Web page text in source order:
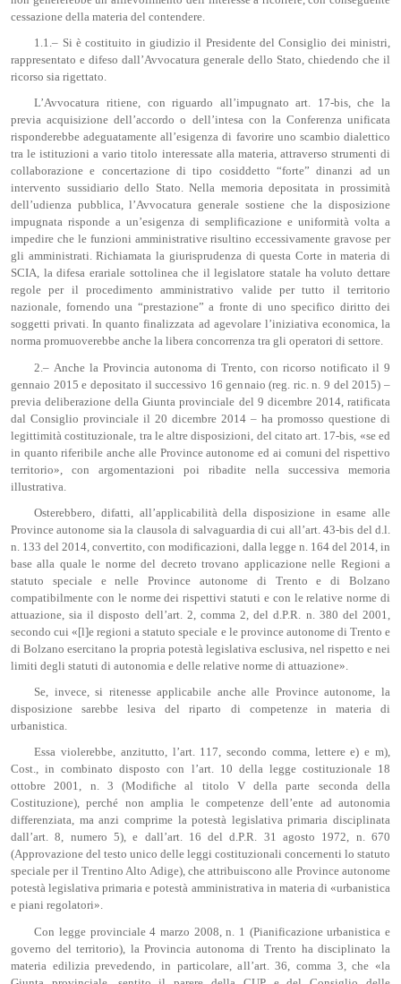
cessazione della materia del contendere.
1.1.‒ Si è costituito in giudizio il Presidente del Consiglio dei ministri,
rappresentato e difeso dall’Avvocatura generale dello Stato, chiedendo che il
ricorso sia rigettato.
L’Avvocatura ritiene, con riguardo all’impugnato art. 17-bis, che la
previa acquisizione dell’accordo o dell’intesa con la Conferenza unificata
risponderebbe adeguatamente all’esigenza di favorire uno scambio dialettico
tra le istituzioni a vario titolo interessate alla materia, attraverso strumenti di
collaborazione e concertazione di tipo cosiddetto “forte” dinanzi ad un
intervento sussidiario dello Stato. Nella memoria depositata in prossimità
dell’udienza pubblica, l’Avvocatura generale sostiene che la disposizione
impugnata risponde a un’esigenza di semplificazione e uniformità volta a
impedire che le funzioni amministrative risultino eccessivamente gravose per
gli amministrati. Richiamata la giurisprudenza di questa Corte in materia di
SCIA, la difesa erariale sottolinea che il legislatore statale ha voluto dettare
regole per il procedimento amministrativo valide per tutto il territorio
nazionale, fornendo una “prestazione” a fronte di uno specifico diritto dei
soggetti privati. In quanto finalizzata ad agevolare l’iniziativa economica, la
norma promuoverebbe anche la libera concorrenza tra gli operatori di settore.
2.‒ Anche la Provincia autonoma di Trento, con ricorso notificato il 9
gennaio 2015 e depositato il successivo 16 gennaio (reg. ric. n. 9 del 2015) ‒
previa deliberazione della Giunta provinciale del 9 dicembre 2014, ratificata
dal Consiglio provinciale il 20 dicembre 2014 ‒ ha promosso questione di
legittimità costituzionale, tra le altre disposizioni, del citato art. 17-bis, «se ed
in quanto riferibile anche alle Province autonome ed ai comuni del rispettivo
territorio», con argomentazioni poi ribadite nella successiva memoria
illustrativa.
Osterebbero, difatti, all’applicabilità della disposizione in esame alle
Province autonome sia la clausola di salvaguardia di cui all’art. 43-bis del d.l.
n. 133 del 2014, convertito, con modificazioni, dalla legge n. 164 del 2014, in
base alla quale le norme del decreto trovano applicazione nelle Regioni a
statuto speciale e nelle Province autonome di Trento e di Bolzano
compatibilmente con le norme dei rispettivi statuti e con le relative norme di
attuazione, sia il disposto dell’art. 2, comma 2, del d.P.R. n. 380 del 2001,
secondo cui «[l]e regioni a statuto speciale e le province autonome di Trento e
di Bolzano esercitano la propria potestà legislativa esclusiva, nel rispetto e nei
limiti degli statuti di autonomia e delle relative norme di attuazione».
Se, invece, si ritenesse applicabile anche alle Province autonome, la
disposizione sarebbe lesiva del riparto di competenze in materia di
urbanistica.
Essa violerebbe, anzitutto, l’art. 117, secondo comma, lettere e) e m),
Cost., in combinato disposto con l’art. 10 della legge costituzionale 18
ottobre 2001, n. 3 (Modifiche al titolo V della parte seconda della
Costituzione), perché non amplia le competenze dell’ente ad autonomia
differenziata, ma anzi comprime la potestà legislativa primaria disciplinata
dall’art. 8, numero 5), e dall’art. 16 del d.P.R. 31 agosto 1972, n. 670
(Approvazione del testo unico delle leggi costituzionali concernenti lo statuto
speciale per il Trentino Alto Adige), che attribuiscono alle Province autonome
potestà legislativa primaria e potestà amministrativa in materia di «urbanistica
e piani regolatori».
Con legge provinciale 4 marzo 2008, n. 1 (Pianificazione urbanistica e
governo del territorio), la Provincia autonoma di Trento ha disciplinato la
materia edilizia prevedendo, in particolare, all’art. 36, comma 3, che «la